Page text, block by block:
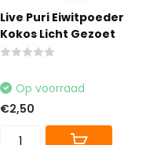
Live Puri Eiwitpoeder
Kokos Licht Gezoet
Op voorraad
€2,50